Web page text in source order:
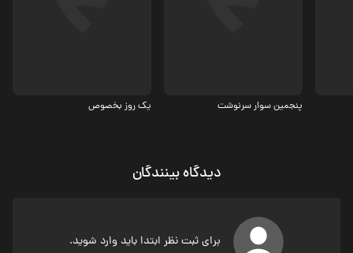
پنجمین سوار سرنوشت یک روز بخصوص
دیدگاه بینندگان
برای ثبت نظر ابتدا باید وارد شوید.